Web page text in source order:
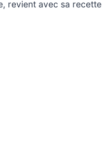
revient avec sa recette